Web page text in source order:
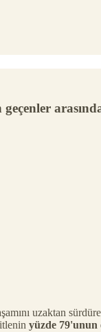
uzaktan
yüzde 79'unun